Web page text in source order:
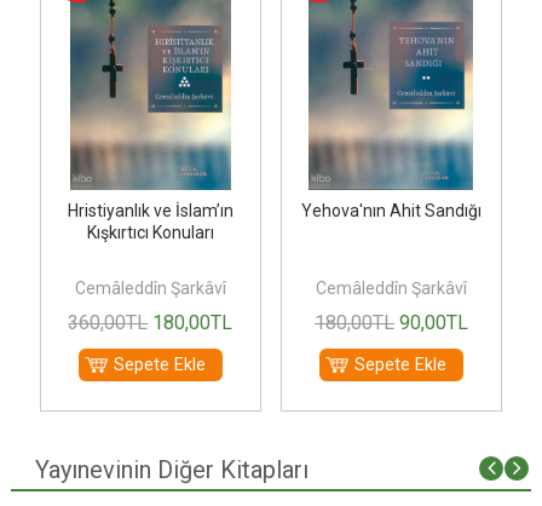
Hristiyanlık ve İslam’ın
Kışkırtıcı Konuları
Cemâleddîn Şarkâvî
360,00TL 180,00TL
Sepete Ekle
Yehova'nın Ahit Sandığı
Cemâleddîn Şarkâvî
180,00TL 90,00TL
Sepete Ekle
Yayınevinin Diğer Kitapları